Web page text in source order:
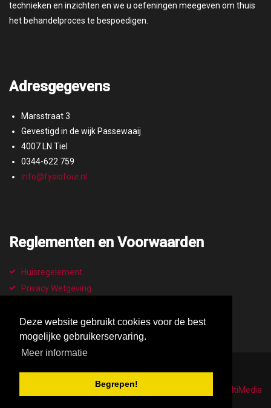
Deze website gebruikt cookies voor de best
mogelijke gebruikerservaring.
Meer informatie
Begrepen!
technieken en inzichten en we u oefeningen meegeven om thuis
het behandelproces te bespoedigen.
Adresgegevens
Marsstraat 3
Gevestigd in de wijk Passewaaij
4007 LN Tiel
0344-622 759
info@fysiofour.nl
Reglementen en Voorwaarden
Huisregelement
Privacy Wetgeving
Betalingsvoorwaarden
© 2026 FysioFour
WebDesign & Fotografie:
Educo MultiMedia